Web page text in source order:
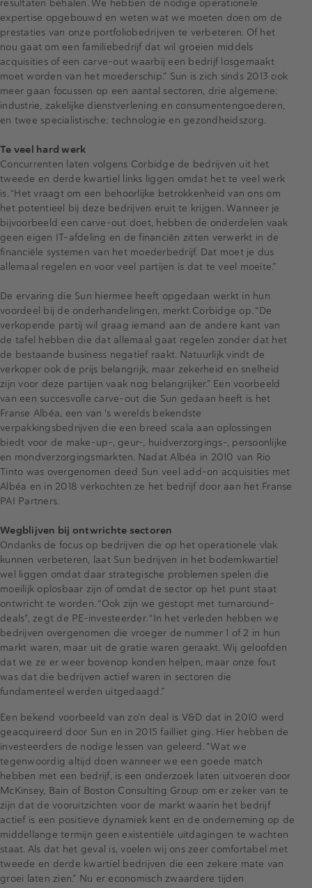
resultaten behalen. We hebben de nodige operationele
expertise opgebouwd en weten wat we moeten doen om de
prestaties van onze portfoliobedrijven te verbeteren. Of het
nou gaat om een familiebedrijf dat wil groeien middels
acquisities of een carve-out waarbij een bedrijf losgemaakt
moet worden van het moederschip.” Sun is zich sinds 2013 ook
meer gaan focussen op een aantal sectoren, drie algemene:
industrie, zakelijke dienstverlening en consumentengoederen,
en twee specialistische: technologie en gezondheidszorg.
Te veel hard werk
Concurrenten laten volgens Corbidge de bedrijven uit het
tweede en derde kwartiel links liggen omdat het te veel werk
is. “Het vraagt om een behoorlijke betrokkenheid van ons om
het potentieel bij deze bedrijven eruit te krijgen. Wanneer je
bijvoorbeeld een carve-out doet, hebben de onderdelen vaak
geen eigen IT-afdeling en de financiën zitten verwerkt in de
financiële systemen van het moederbedrijf. Dat moet je dus
allemaal regelen en voor veel partijen is dat te veel moeite.”
De ervaring die Sun hiermee heeft opgedaan werkt in hun
voordeel bij de onderhandelingen, merkt Corbidge op. “De
verkopende partij wil graag iemand aan de andere kant van
de tafel hebben die dat allemaal gaat regelen zonder dat het
de bestaande business negatief raakt. Natuurlijk vindt de
verkoper ook de prijs belangrijk, maar zekerheid en snelheid
zijn voor deze partijen vaak nog belangrijker.” Een voorbeeld
van een succesvolle carve-out die Sun gedaan heeft is het
Franse Albéa, een van 's werelds bekendste
verpakkingsbedrijven die een breed scala aan oplossingen
biedt voor de make-up-, geur-, huidverzorgings-, persoonlijke
en mondverzorgingsmarkten. Nadat Albéa in 2010 van Rio
Tinto was overgenomen deed Sun veel add-on acquisities met
Albéa en in 2018 verkochten ze het bedrijf door aan het Franse
PAI Partners.
Wegblijven bij ontwrichte sectoren
Ondanks de focus op bedrijven die op het operationele vlak
kunnen verbeteren, laat Sun bedrijven in het bodemkwartiel
wel liggen omdat daar strategische problemen spelen die
moeilijk oplosbaar zijn of omdat de sector op het punt staat
ontwricht te worden. “Ook zijn we gestopt met turnaround-
deals", zegt de PE-investeerder. “In het verleden hebben we
bedrijven overgenomen die vroeger de nummer 1 of 2 in hun
markt waren, maar uit de gratie waren geraakt. Wij geloofden
dat we ze er weer bovenop konden helpen, maar onze fout
was dat die bedrijven actief waren in sectoren die
fundamenteel werden uitgedaagd.”
Een bekend voorbeeld van zo’n deal is V&D dat in 2010 werd
geacquireerd door Sun en in 2015 failliet ging. Hier hebben de
investeerders de nodige lessen van geleerd. "Wat we
tegenwoordig altijd doen wanneer we een goede match
hebben met een bedrijf, is een onderzoek laten uitvoeren door
McKinsey, Bain of Boston Consulting Group om er zeker van te
zijn dat de vooruitzichten voor de markt waarin het bedrijf
actief is een positieve dynamiek kent en de onderneming op de
middellange termijn geen existentiële uitdagingen te wachten
staat. Als dat het geval is, voelen wij ons zeer comfortabel met
tweede en derde kwartiel bedrijven die een zekere mate van
groei laten zien.” Nu er economisch zwaardere tijden